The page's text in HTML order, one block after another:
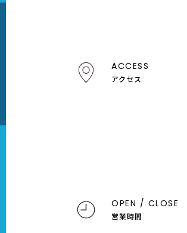
ACCESS
アクセス
OPEN / CLOSE
営業時間